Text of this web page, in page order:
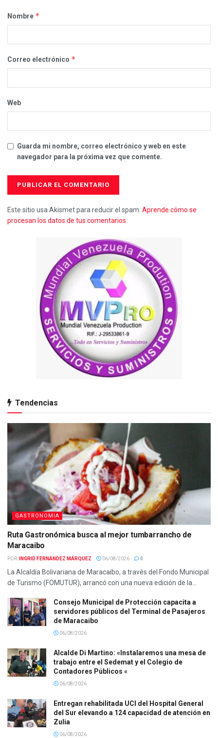
Nombre *
Correo electrónico *
Web
Guarda mi nombre, correo electrónico y web en este
navegador para la próxima vez que comente.
Este sitio usa Akismet para reducir el spam. Aprende cómo se
procesan los datos de tus comentarios.
Tendencias
GASTRONOMIA
Ruta Gastronómica busca al mejor tumbarrancho de
Maracaibo
POR: INGRID FERNÁNDEZ MÁRQUEZ 06/08/2026 0
La Alcaldía Bolivariana de Maracaibo, a través del Fondo Municipal
de Turismo (FOMUTUR), arrancó con una nueva edición de la...
Consejo Municipal de Protección capacita a
servidores públicos del Terminal de Pasajeros
de Maracaibo
06/08/2026
Alcalde Di Martino: «Instalaremos una mesa de
trabajo entre el Sedemat y el Colegio de
Contadores Públicos «
06/08/2026
Entregan rehabilitada UCI del Hospital General
del Sur elevando a 124 capacidad de atención en
Zulia
06/08/2026